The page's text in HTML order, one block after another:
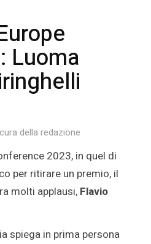
Luoma
della redazione
2023, in quel di
per ritirare un premio, il
molti applausi, Flavio
spiega in prima persona